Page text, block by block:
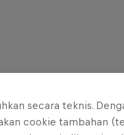
secara teknis.
cookie tambahan